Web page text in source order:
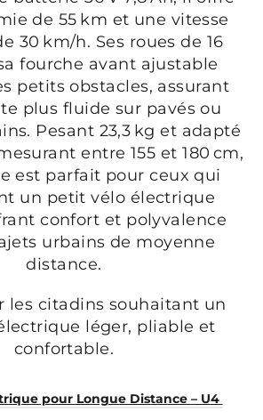
de 55 km et une vitesse
30 km/h. Ses roues de 16
fourche avant ajustable
petits obstacles, assurant
plus fluide sur pavés ou
Pesant 23,3 kg et adapté
entre 155 et 180 cm,
est parfait pour ceux qui
un petit vélo électrique
confort et polyvalence
urbains de moyenne
distance.
les citadins souhaitant un
léger, pliable et
confortable.
pour Longue Distance – U4